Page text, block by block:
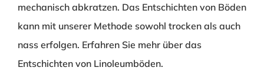
mechanisch abkratzen. Das Entschichten von Böden
kann mit unserer Methode sowohl trocken als auch
nass erfolgen. Erfahren Sie mehr über das
Entschichten von Linoleumböden.